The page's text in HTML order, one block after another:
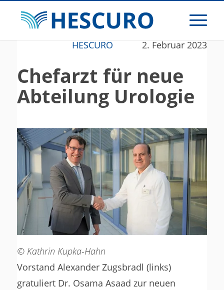
HESCURO 2. Februar 2023
Chefarzt für neue
Abteilung Urologie
© Kathrin Kupka-Hahn
Vorstand Alexander Zugsbradl (links)
gratuliert Dr. Osama Asaad zur neuen